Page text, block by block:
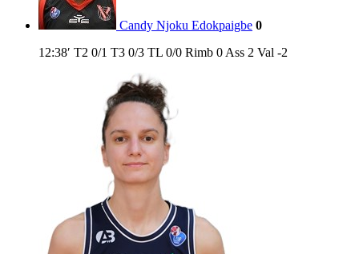
Candy Njoku Edokpaigbe 0
12:38′ T2 0/1 T3 0/3 TL 0/0 Rimb 0 Ass 2 Val -2